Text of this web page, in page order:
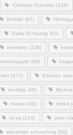
Christian Scheider (124)
filmblitz (87)
Gaby Schaunig (43)
heimkino (138)
kinomagazin (69)
(672) Kärnten
landtag (49)
messe (40) mmkk
news(126) peter
sebastian schuschnig (38)